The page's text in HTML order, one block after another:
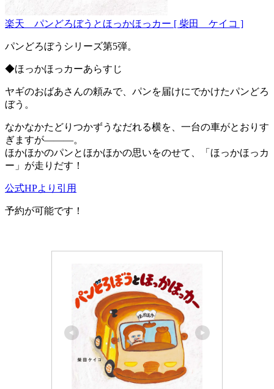
楽天 パンどろぼうとほっかほっカー [ 柴田 ケイコ ]
パンどろぼうシリーズ第5弾。
◆ほっかほっカーあらすじ
ヤギのおばあさんの頼みで、パンを届けにでかけたパンどろ
ぼう。
なかなかたどりつかずうなだれる横を、一台の車がとおりす
ぎますが―――。
ほかほかのパンとほかほかの思いをのせて、「ほっかほっカ
ー」が走りだす！
公式HPより引用
予約が可能です！